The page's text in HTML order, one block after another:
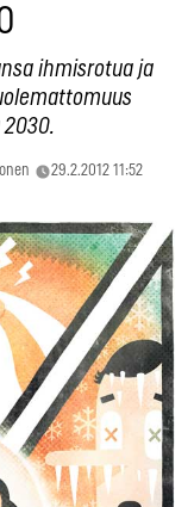
ihmisrotua ja
29.2.2012 11:52